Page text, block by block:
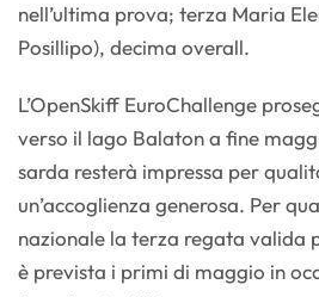
nell’ultima prova; terza Maria
Posillipo), decima overall.
L’OpenSkiff EuroChallenge
verso il lago Balaton a fine
sarda resterà impressa per
un’accoglienza generosa. Per
nazionale la terza regata valida
è prevista i primi di maggio in